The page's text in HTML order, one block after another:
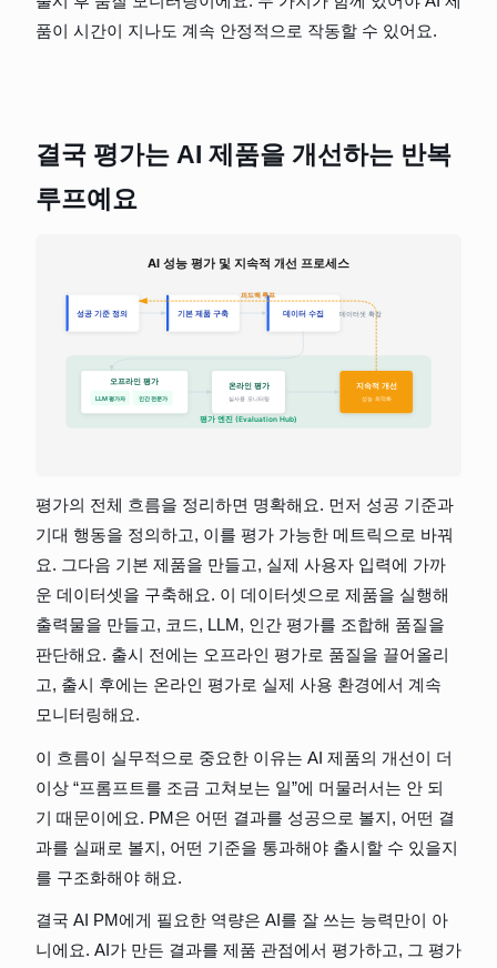
품이 시간이 지나도 계속 안정적으로 작동할 수 있어요.
결국 평가는 AI 제품을 개선하는 반복
루프예요
평가의 전체 흐름을 정리하면 명확해요. 먼저 성공 기준과
기대 행동을 정의하고, 이를 평가 가능한 메트릭으로 바꿔
요. 그다음 기본 제품을 만들고, 실제 사용자 입력에 가까
운 데이터셋을 구축해요. 이 데이터셋으로 제품을 실행해
출력물을 만들고, 코드, LLM, 인간 평가를 조합해 품질을
판단해요. 출시 전에는 오프라인 평가로 품질을 끌어올리
고, 출시 후에는 온라인 평가로 실제 사용 환경에서 계속
모니터링해요.
이 흐름이 실무적으로 중요한 이유는 AI 제품의 개선이 더
이상 “프롬프트를 조금 고쳐보는 일”에 머물러서는 안 되
기 때문이에요. PM은 어떤 결과를 성공으로 볼지, 어떤 결
과를 실패로 볼지, 어떤 기준을 통과해야 출시할 수 있을지
를 구조화해야 해요.
결국 AI PM에게 필요한 역량은 AI를 잘 쓰는 능력만이 아
니에요. AI가 만든 결과를 제품 관점에서 평가하고, 그 평가